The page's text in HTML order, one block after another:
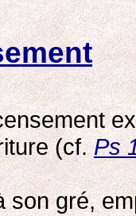
(cf.Ps
son gré,